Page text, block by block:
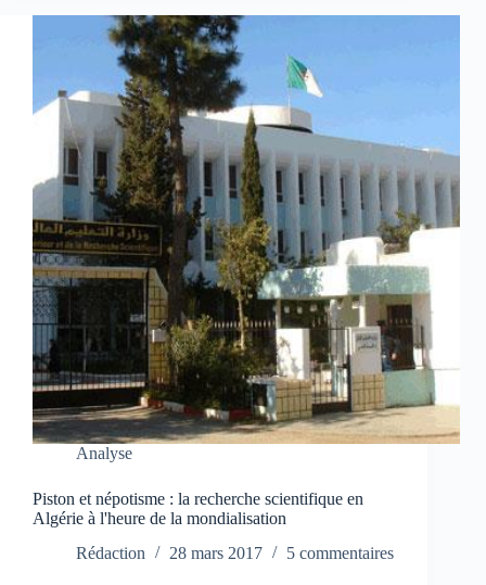
Analyse
Piston et népotisme : la recherche scientifique en
Algérie à l'heure de la mondialisation
Rédaction
28 mars 2017 5 commentaires